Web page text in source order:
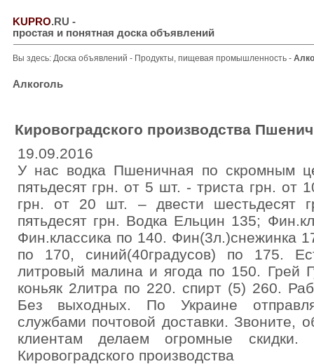
KUPRO.RU -
простая и понятная доска объявлений
Вы здесь: Доска объявлений - Продукты, пищевая промышленность -
Алкоголь
Кировоградского производства
19.09.2016
У нас водка Пшеничная по скромным
пятьдесят грн. от 5 шт. - триста грн. от
грн. от 20 шт. – двести шестьдесят
пятьдесят грн. Водка Ельцин 135;
Фин.классика по 140. Фин(3л.)снежинка
по 170, синий(40градусов) по 175.
литровый малина и ягода по 150. Грей
коньяк 2литра по 220. спирт (5) 260.
Без выходных. По Украине
службами почтовой доставки. Звоните,
клиентам делаем огромные
Кировоградского производства